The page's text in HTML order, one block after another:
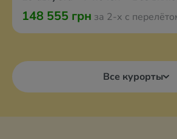
148 555 грн за 2-х с
Все курорты